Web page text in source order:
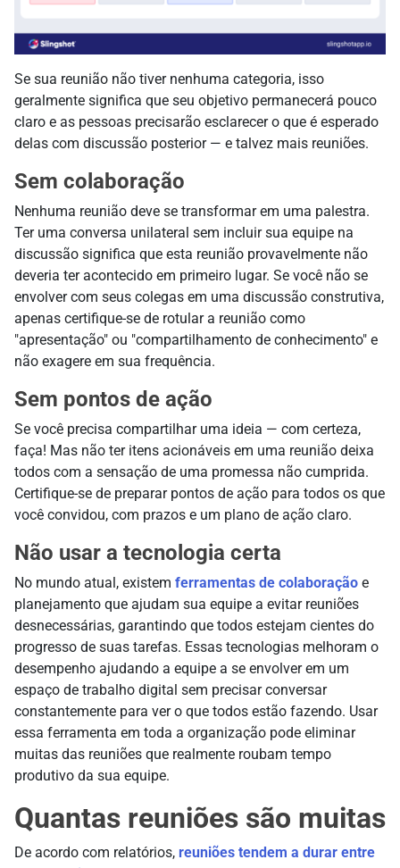
Se sua reunião não tiver nenhuma categoria, isso
geralmente significa que seu objetivo permanecerá pouco
claro e as pessoas precisarão esclarecer o que é esperado
delas com discussão posterior — e talvez mais reuniões.
Sem colaboração
Nenhuma reunião deve se transformar em uma palestra.
Ter uma conversa unilateral sem incluir sua equipe na
discussão significa que esta reunião provavelmente não
deveria ter acontecido em primeiro lugar. Se você não se
envolver com seus colegas em uma discussão construtiva,
apenas certifique-se de rotular a reunião como
"apresentação" ou "compartilhamento de conhecimento" e
não exagere em sua frequência.
Sem pontos de ação
Se você precisa compartilhar uma ideia — com certeza,
faça! Mas não ter itens acionáveis em uma reunião deixa
todos com a sensação de uma promessa não cumprida.
Certifique-se de preparar pontos de ação para todos os que
você convidou, com prazos e um plano de ação claro.
Não usar a tecnologia certa
No mundo atual, existem ferramentas de colaboração e
planejamento que ajudam sua equipe a evitar reuniões
desnecessárias, garantindo que todos estejam cientes do
progresso de suas tarefas. Essas tecnologias melhoram o
desempenho ajudando a equipe a se envolver em um
espaço de trabalho digital sem precisar conversar
constantemente para ver o que todos estão fazendo. Usar
essa ferramenta em toda a organização pode eliminar
muitas das reuniões que realmente roubam tempo
produtivo da sua equipe.
Quantas reuniões são muitas
De acordo com relatórios, reuniões tendem a durar entre